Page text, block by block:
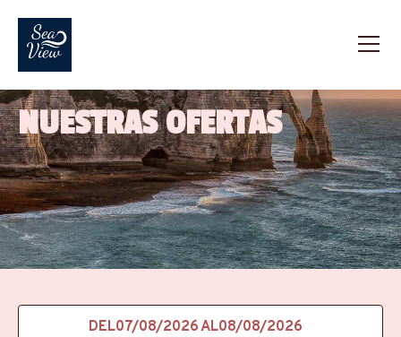
NUESTRAS OFERTAS
DEL AL